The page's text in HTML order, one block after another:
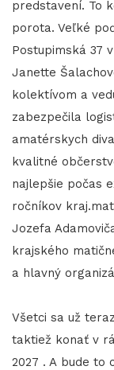
predstavení. To
porota. Veľké
Postupimská 37
Janette
kolektívom a
zabezpečila
amatérskych
kvalitné
najlepšie počas
ročníkov
Jozefa
krajského
a hlavný
Všetci sa už
taktiež konať v
2027 . A bude to